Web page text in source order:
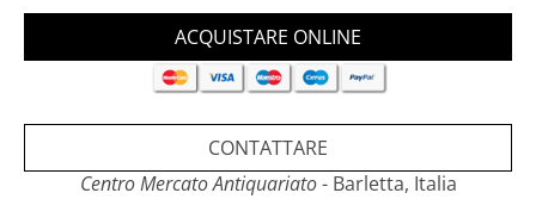
CONTATTARE
Centro Mercato Antiquariato- Barletta, Italia